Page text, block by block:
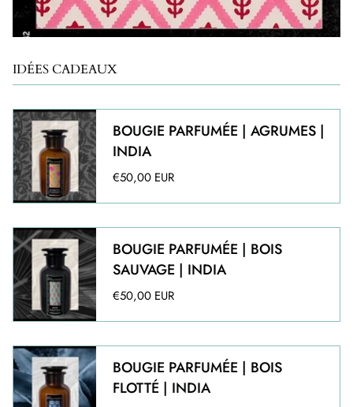
IDÉES CADEAUX
BOUGIE PARFUMÉE | AGRUMES |
INDIA
€50,00 EUR
BOUGIE PARFUMÉE | BOIS
SAUVAGE | INDIA
€50,00 EUR
BOUGIE PARFUMÉE | BOIS
FLOTTÉ | INDIA